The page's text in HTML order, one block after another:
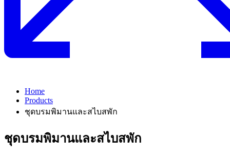
Home
Products
ชุดบรมพิมานและสไบสพัก
ชุดบรมพิมานและสไบสพัก